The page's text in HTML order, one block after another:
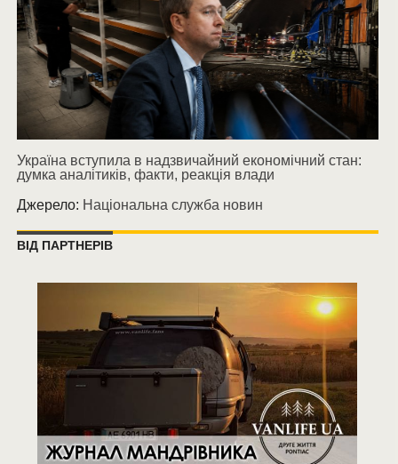
Україна вступила в надзвичайний економічний стан:
думка аналітиків, факти, реакція влади
Джерело: Національна служба новин
ВІД ПАРТНЕРІВ